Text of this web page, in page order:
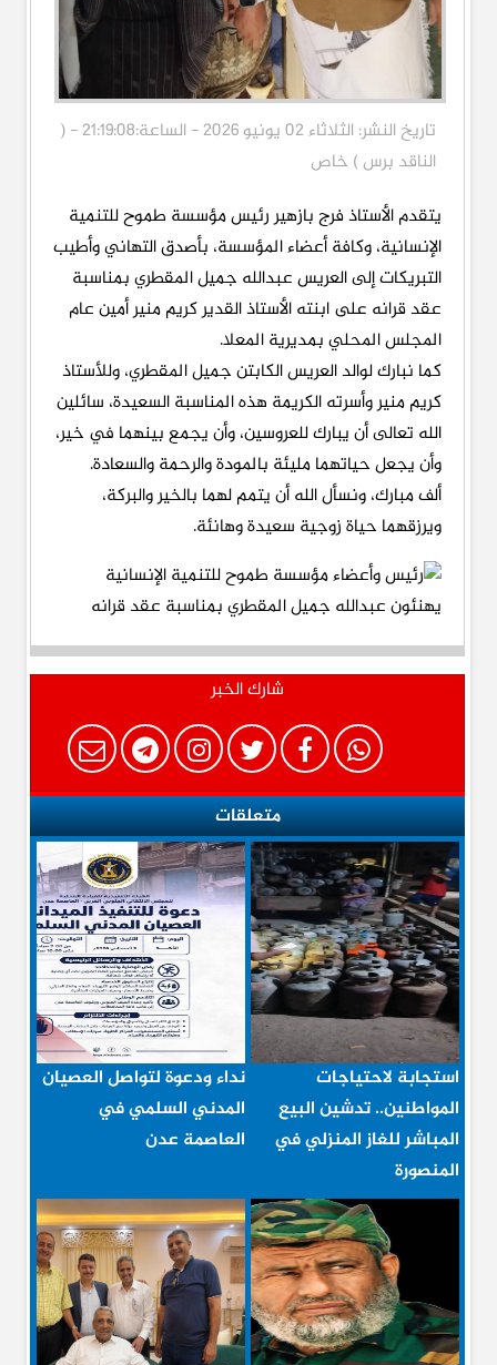
تاريخ النشر: الثلاثاء 02 يونيو 2026 - الساعة:21:19:08 - (
الناقد برس ) خاص
يتقدم الأستاذ فرج بازهير رئيس مؤسسة طموح للتنمية
الإنسانية، وكافة أعضاء المؤسسة، بأصدق التهاني وأطيب
التبريكات إلى العريس عبدالله جميل المقطري بمناسبة
عقد قرانه على ابنته الأستاذ القدير كريم منير أمين عام
المجلس المحلي بمديرية المعلا.
كما نبارك لوالد العريس الكابتن جميل المقطري، وللأستاذ
كريم منير وأسرته الكريمة هذه المناسبة السعيدة، سائلين
الله تعالى أن يبارك للعروسين، وأن يجمع بينهما في خير،
وأن يجعل حياتهما مليئة بالمودة والرحمة والسعادة.
ألف مبارك، ونسأل الله أن يتمم لهما بالخير والبركة،
ويرزقهما حياة زوجية سعيدة وهانئة.
شارك الخبر
متعلقات
استجابة لاحتياجات
المواطنين.. تدشين البيع
المباشر للغاز المنزلي في
المنصورة
نداء ودعوة لتواصل العصيان
المدني السلمي في
العاصمة عدن